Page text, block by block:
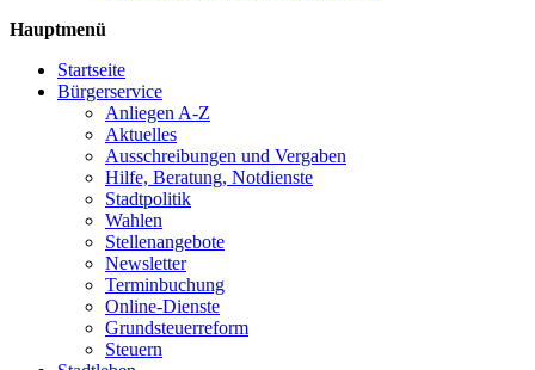
Hauptmenü
Startseite
Bürgerservice
Anliegen A-Z
Aktuelles
Ausschreibungen und Vergaben
Hilfe, Beratung, Notdienste
Stadtpolitik
Wahlen
Stellenangebote
Newsletter
Terminbuchung
Online-Dienste
Grundsteuerreform
Steuern